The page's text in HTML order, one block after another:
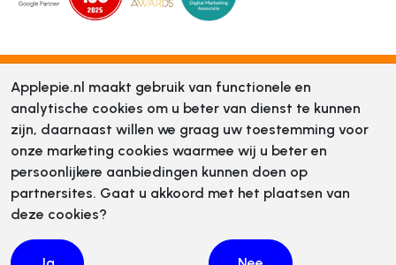
Applepie.nl maakt gebruik van functionele en
analytische cookies om u beter van dienst te kunnen
zijn, daarnaast willen we graag uw toestemming voor
onze marketing cookies waarmee wij u beter en
persoonlijkere aanbiedingen kunnen doen op
partnersites. Gaat u akkoord met het plaatsen van
deze cookies?